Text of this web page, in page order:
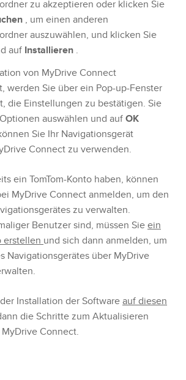
zu akzeptieren oder klicken Sie
, um einen anderen
auszuwählen, und klicken Sie
auf Installieren .
von MyDrive Connect
werden Sie über ein Pop-up-Fenster
die Einstellungen zu bestätigen. Sie
auswählen und aufOK
Sie Ihr Navigationsgerät
Connect zu verwenden.
ein TomTom-Konto haben, können
MyDrive Connect anmelden, um den
zu verwalten.
Benutzer sind, müssen Sieein
erstellen und sich dann anmelden, um
Navigationsgerätes über MyDrive
Installation der Softwareauf diesen
die Schritte zum Aktualisieren
Connect.